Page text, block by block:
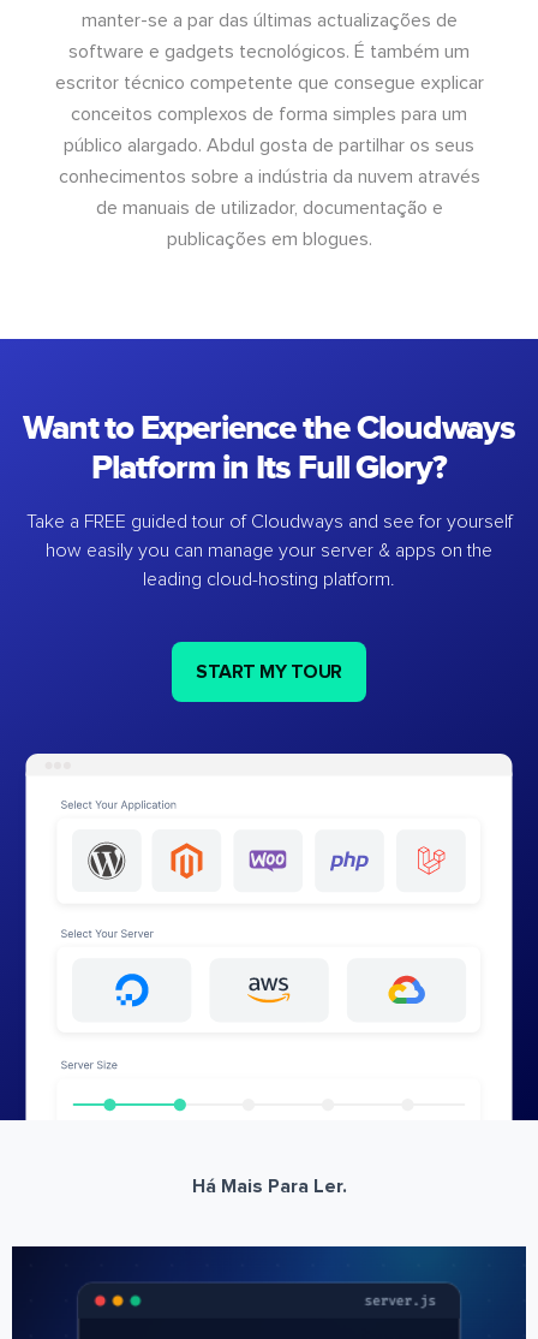
manter-se a par das últimas actualizações de
software e gadgets tecnológicos. É também um
escritor técnico competente que consegue explicar
conceitos complexos de forma simples para um
público alargado. Abdul gosta de partilhar os seus
conhecimentos sobre a indústria da nuvem através
de manuais de utilizador, documentação e
publicações em blogues.
Want to Experience the Cloudways
Platform in Its Full Glory?
Take a FREE guided tour of Cloudways and see for yourself
how easily you can manage your server & apps on the
leading cloud-hosting platform.
START MY TOUR
Há Mais Para Ler.